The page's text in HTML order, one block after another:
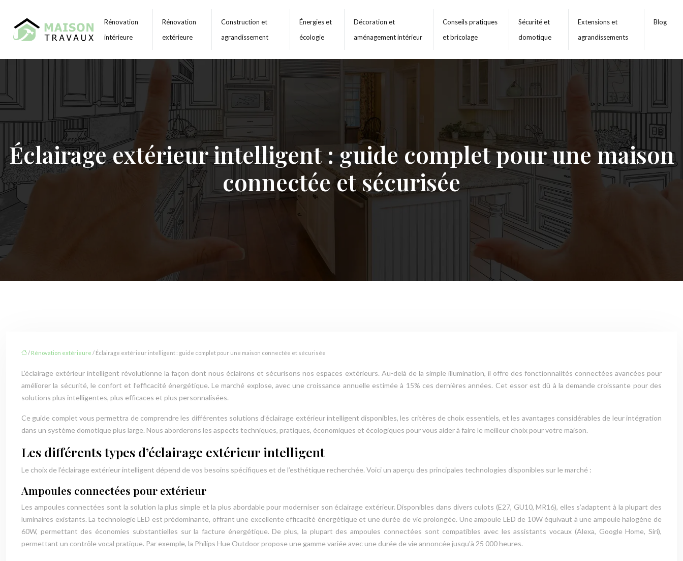
Rénovation
intérieure
Rénovation
extérieure
Construction et
agrandissement
Énergies et
écologie
Décoration et
aménagement intérieur
Conseils pratiques
et bricolage
Sécurité et
domotique
Extensions et
agrandissements
Blog
Éclairage extérieur intelligent : guide complet pour une maison
connectée et sécurisée
/ Rénovation extérieure / Éclairage extérieur intelligent : guide complet pour une maison connectée et sécurisée
L’éclairage extérieur intelligent révolutionne la façon dont nous éclairons et sécurisons nos espaces extérieurs. Au-delà de la simple illumination, il offre des fonctionnalités connectées avancées pour
améliorer la sécurité, le confort et l’efficacité énergétique. Le marché explose, avec une croissance annuelle estimée à 15% ces dernières années. Cet essor est dû à la demande croissante pour des
solutions plus intelligentes, plus efficaces et plus personnalisées.
Ce guide complet vous permettra de comprendre les différentes solutions d’éclairage extérieur intelligent disponibles, les critères de choix essentiels, et les avantages considérables de leur intégration
dans un système domotique plus large. Nous aborderons les aspects techniques, pratiques, économiques et écologiques pour vous aider à faire le meilleur choix pour votre maison.
Les différents types d’éclairage extérieur intelligent
Le choix de l’éclairage extérieur intelligent dépend de vos besoins spécifiques et de l’esthétique recherchée. Voici un aperçu des principales technologies disponibles sur le marché :
Ampoules connectées pour extérieur
Les ampoules connectées sont la solution la plus simple et la plus abordable pour moderniser son éclairage extérieur. Disponibles dans divers culots (E27, GU10, MR16), elles s’adaptent à la plupart des
luminaires existants. La technologie LED est prédominante, offrant une excellente efficacité énergétique et une durée de vie prolongée. Une ampoule LED de 10W équivaut à une ampoule halogène de
60W, permettant des économies substantielles sur la facture énergétique. De plus, la plupart des ampoules connectées sont compatibles avec les assistants vocaux (Alexa, Google Home, Siri),
permettant un contrôle vocal pratique. Par exemple, la Philips Hue Outdoor propose une gamme variée avec une durée de vie annoncée jusqu’à 25 000 heures.